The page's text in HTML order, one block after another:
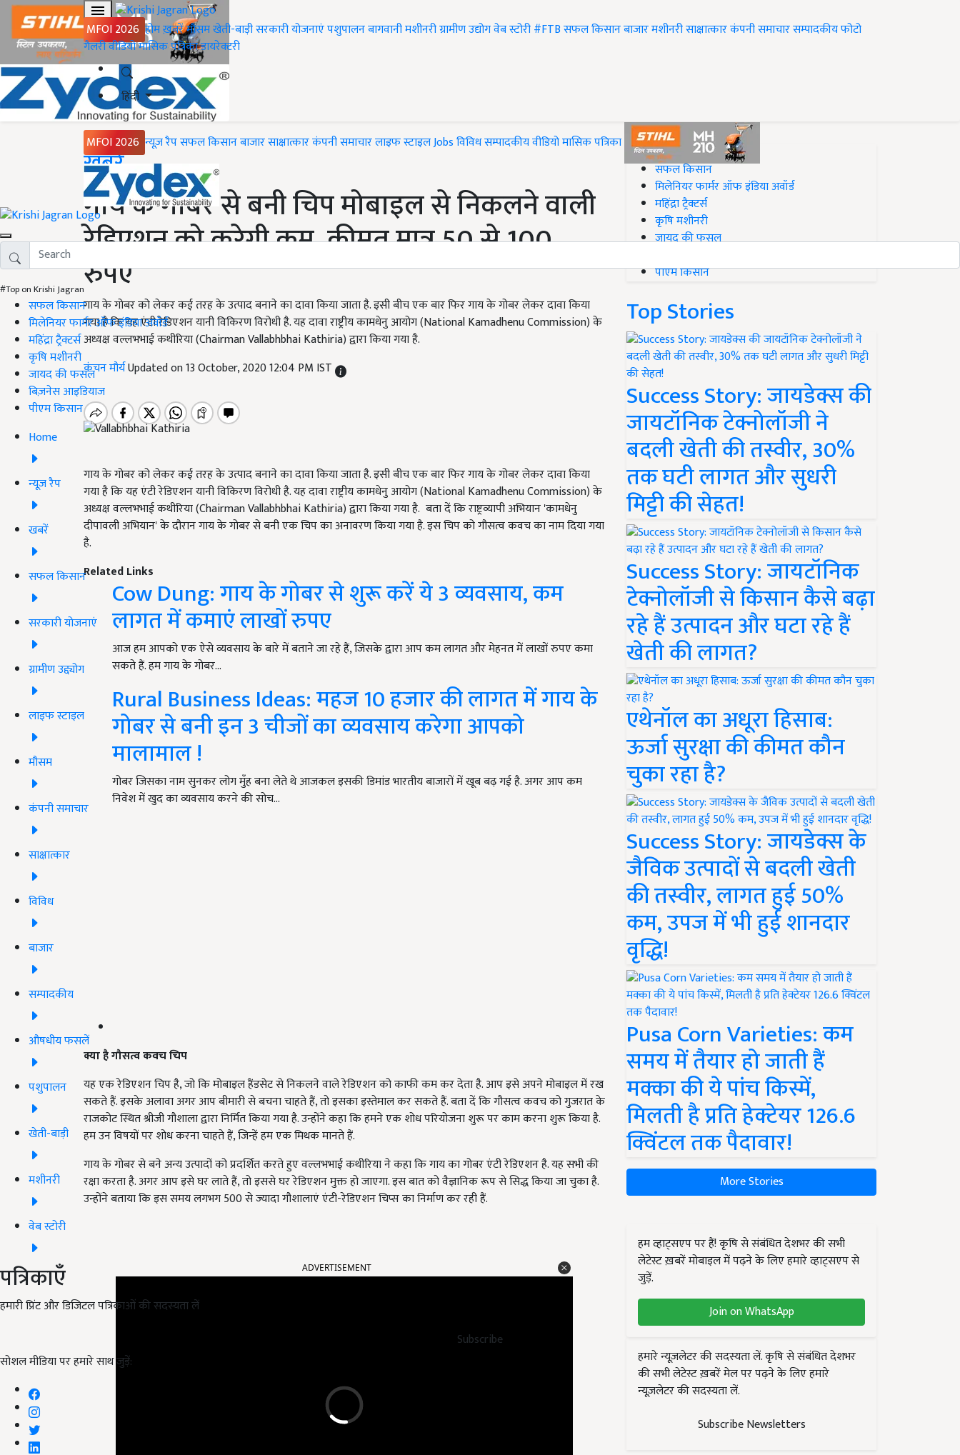
MFOI 2026 होमख़बरेंमौसमखेती-बाड़ीसरकारी योजनाएंपशुपालनबागवानीमशीनरीग्रामीण उद्योगवेब स्टोरी#FTBसफल किसानबाजारमशीनरीसाक्षात्कारकंपनी समाचारसम्पादकीयफोटो
गैलरीवीडियोमासिक पत्रिकाडायरेक्टरी
हिंदी
MFOI 2026 न्यूज़ रैपसफल किसानबाजारसाक्षात्कारकंपनी समाचारलाइफ स्टाइलJobsविविधसम्पादकीयवीडियोमासिक पत्रिका
#Top on Krishi Jagran
सफल किसान
मिलेनियर फार्मर ऑफ इंडिया अवॉर्ड
महिंद्रा ट्रैक्टर्स
कृषि मशीनरी
जायद की फसल
बिज़नेस आइडियाज
पीएम किसान
Home
न्यूज़ रैप
खबरें
सफल किसान
सरकारी योजनाएं
ग्रामीण उद्द्योग
लाइफ स्टाइल
मौसम
कंपनी समाचार
साक्षात्कार
विविध
बाजार
सम्पादकीय
औषधीय फसलें
पशुपालन
खेती-बाड़ी
मशीनरी
वेब स्टोरी
पत्रिकाएँ
हमारी प्रिंट और डिजिटल पत्रिकाओं की सदस्यता लें
Subscribe
सोशल मीडिया पर हमारे साथ जुड़ें:
Home
ख़बरें
गाय के गोबर से बनी चिप मोबाइल से निकलने वाली
रेडिएशन को करेगी कम, कीमत मात्र 50 से 100
रुपए
गाय के गोबर को लेकर कई तरह के उत्पाद बनाने का दावा किया जाता है. इसी बीच एक बार फिर गाय के गोबर लेकर दावा किया
गया है कि यह एंटी रेडिएशन यानी विकिरण विरोधी है. यह दावा राष्ट्रीय कामधेनु आयोग (National Kamadhenu Commission) के
अध्यक्ष वल्लभभाई कथीरिया (Chairman Vallabhbhai Kathiria) द्वारा किया गया है.
कंचन मौर्यUpdated on 13 October, 2020 12:04 PM IST
गाय के गोबर को लेकर कई तरह के उत्पाद बनाने का दावा किया जाता है. इसी बीच एक बार फिर गाय के गोबर लेकर दावा किया
गया है कि यह एंटी रेडिएशन यानी विकिरण विरोधी है. यह दावा राष्ट्रीय कामधेनु आयोग (National Kamadhenu Commission) के
अध्यक्ष वल्लभभाई कथीरिया (Chairman Vallabhbhai Kathiria) द्वारा किया गया है. बता दें कि राष्ट्रव्यापी अभियान 'कामधेनु
दीपावली अभियान' के दौरान गाय के गोबर से बनी एक चिप का अनावरण किया गया है. इस चिप को गौसत्व कवच का नाम दिया गया
है.
Related Links
Cow Dung: गाय के गोबर से शुरू करें ये 3 व्यवसाय, कम
लागत में कमाएं लाखों रुपए
आज हम आपको एक ऐसे व्यवसाय के बारे में बताने जा रहे हैं, जिसके द्वारा आप कम लागत और मेहनत में लाखों रुपए कमा
सकते हैं. हम गाय के गोबर…
Rural Business Ideas: महज 10 हजार की लागत में गाय के
गोबर से बनी इन 3 चीजों का व्यवसाय करेगा आपको
मालामाल !
गोबर जिसका नाम सुनकर लोग मुँह बना लेते थे आजकल इसकी डिमांड भारतीय बाजारों में खूब बढ़ गई है. अगर आप कम
निवेश में खुद का व्यवसाय करने की सोच…
क्या है गौसत्व कवच चिप
यह एक रेडिएशन चिप है, जो कि मोबाइल हैंडसेट से निकलने वाले रेडिएशन को काफी कम कर देता है. आप इसे अपने मोबाइल में रख
सकते हैं. इसके अलावा अगर आप बीमारी से बचना चाहते हैं, तो इसका इस्तेमाल कर सकते हैं. बता दें कि गौसत्व कवच को गुजरात के
राजकोट स्थित श्रीजी गौशाला द्वारा निर्मित किया गया है. उन्होंने कहा कि हमने एक शोध परियोजना शुरू पर काम करना शुरू किया है.
हम उन विषयों पर शोध करना चाहते हैं, जिन्हें हम एक मिथक मानते हैं.
गाय के गोबर से बने अन्य उत्पादों को प्रदर्शित करते हुए वल्लभभाई कथीरिया ने कहा कि गाय का गोबर एंटी रेडिएशन है. यह सभी की
रक्षा करता है. अगर आप इसे घर लाते हैं, तो इससे घर रेडिएशन मुक्त हो जाएगा. इस बात को वैज्ञानिक रूप से सिद्ध किया जा चुका है.
उन्होंने बताया कि इस समय लगभग 500 से ज्यादा गौशालाएं एंटी-रेडिएशन चिप्स का निर्माण कर रही हैं.
#Top on Krishi Jagran
सफल किसान
मिलेनियर फार्मर ऑफ इंडिया अवॉर्ड
महिंद्रा ट्रैक्टर्स
कृषि मशीनरी
जायद की फसल
पीएम किसान
Top Stories
Success Story: जायडेक्स की
जायटॉनिक टेक्नोलॉजी ने
बदली खेती की तस्वीर, 30%
तक घटी लागत और सुधरी
मिट्टी की सेहत!
Success Story: जायटॉनिक
टेक्नोलॉजी से किसान कैसे बढ़ा
रहे हैं उत्पादन और घटा रहे हैं
खेती की लागत?
एथेनॉल का अधूरा हिसाब:
ऊर्जा सुरक्षा की कीमत कौन
चुका रहा है?
Success Story: जायडेक्स के
जैविक उत्पादों से बदली खेती
की तस्वीर, लागत हुई 50%
कम, उपज में भी हुई शानदार
वृद्धि!
Pusa Corn Varieties: कम
समय में तैयार हो जाती हैं
मक्का की ये पांच किस्में,
मिलती है प्रति हेक्टेयर 126.6
क्विंटल तक पैदावार!
More Stories
हम व्हाट्सएप पर हैं! कृषि से संबंधित देशभर की सभी
लेटेस्ट ख़बरें मोबाइल में पढ़ने के लिए हमारे व्हाट्सएप से
जुड़ें.
Join on WhatsApp
हमारे न्यूज़लेटर की सदस्यता लें. कृषि से संबंधित देशभर
की सभी लेटेस्ट ख़बरें मेल पर पढ़ने के लिए हमारे
न्यूज़लेटर की सदस्यता लें.
Subscribe Newsletters